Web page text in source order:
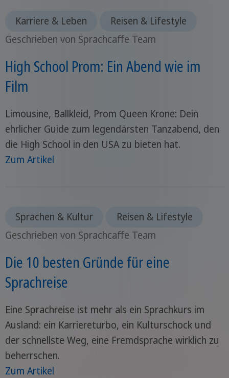
Karriere & Leben
Reisen & Lifestyle
Geschrieben von Sprachcaffe Team
High School Prom: Ein Abend wie im
Film
Limousine, Ballkleid, Prom Queen Krone: Dein
ehrlicher Guide zum legendärsten Tanzabend, den
die High School in den USA zu bieten hat.
Zum Artikel
Sprachen & Kultur
Reisen & Lifestyle
Geschrieben von Sprachcaffe Team
Die 10 besten Gründe für eine
Sprachreise
Eine Sprachreise ist mehr als ein Sprachkurs im
Ausland: ein Karriereturbo, ein Kulturschock und
der schnellste Weg, eine Fremdsprache wirklich zu
beherrschen.
Zum Artikel